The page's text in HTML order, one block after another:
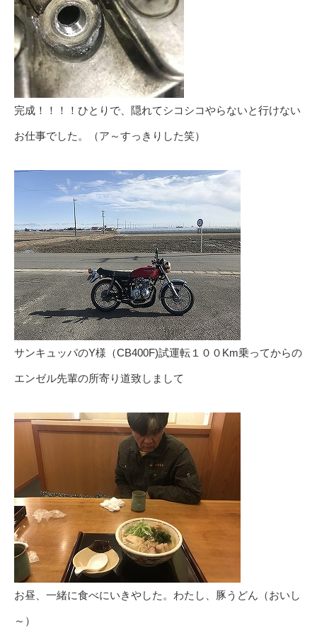
完成！！！！ひとりで、隠れてシコシコやらないと行けない
お仕事でした。（ア～すっきりした笑）
サンキュッパのY様（CB400F)試運転１００Km乗ってからの
エンゼル先輩の所寄り道致しまして
お昼、一緒に食べにいきやした。わたし、豚うどん（おいし
～）